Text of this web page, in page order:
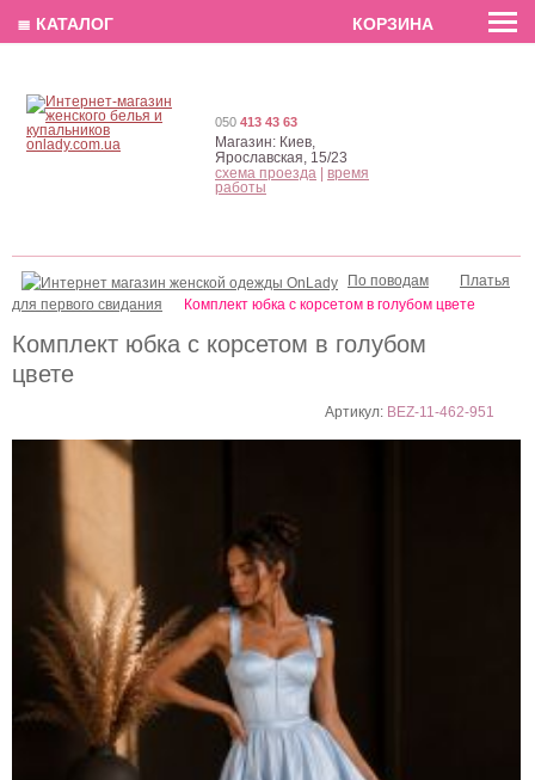
EN РУС
Комплект юбка с корсетом в голубом
цвете
Артикул: BEZ-11-462-951
По поводам
Платья
для первого свидания
Комплект юбка с корсетом в голубом цвете
050 413 43 63
Магазин: Киев,
Ярославская, 15/23
схема проезда
время
работы
≣ КАТАЛОГ КОРЗИНА